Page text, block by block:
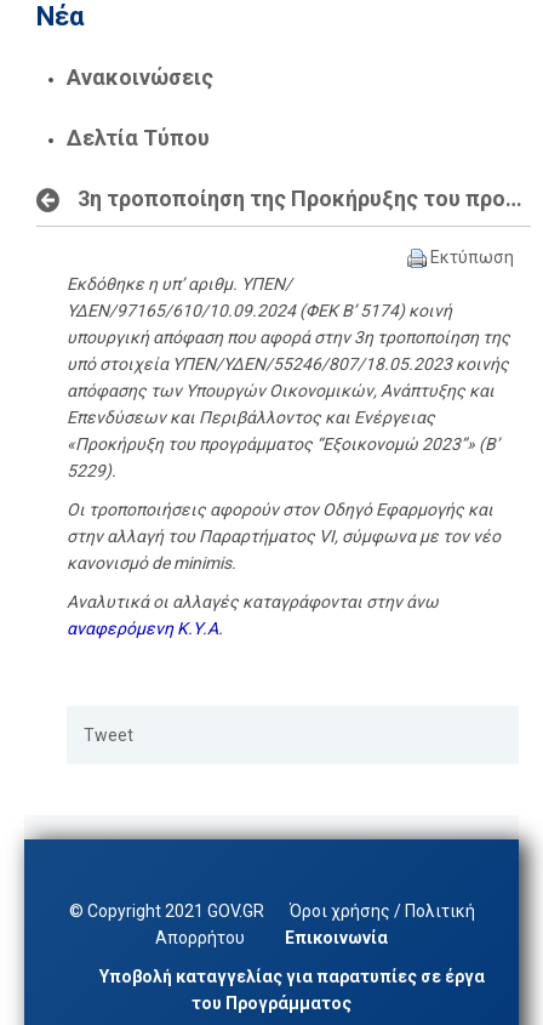
Νέα
Ανακοινώσεις
Δελτία Τύπου
3η τροποποίηση της Προκήρυξης του προγράμματος «Εξοικονομώ 2023»
Εκτύπωση
Εκδόθηκε η υπ’ αριθμ. ΥΠΕΝ/
ΥΔΕΝ/97165/610/10.09.2024 (ΦΕΚ Β’ 5174) κοινή
υπουργική απόφαση που αφορά στην 3η τροποποίηση της
υπό στοιχεία ΥΠΕΝ/ΥΔΕΝ/55246/807/18.05.2023 κοινής
απόφασης των Υπουργών Οικονομικών, Ανάπτυξης και
Επενδύσεων και Περιβάλλοντος και Ενέργειας
«Προκήρυξη του προγράμματος “Εξοικονομώ 2023”» (Β’
5229).
Οι τροποποιήσεις αφορούν στον Οδηγό Εφαρμογής και
στην αλλαγή του Παραρτήματος VI, σύμφωνα με τον νέο
κανονισμόde minimis.
Αναλυτικά οι αλλαγές καταγράφονται στην άνω
αναφερόμενη Κ.Υ.Α.
Tweet
© Copyright 2021 GOV.GR
Όροι χρήσης / Πολιτική
Απορρήτου
Επικοινωνία
Υποβολή καταγγελίας για παρατυπίες σε έργα
του Προγράμματος